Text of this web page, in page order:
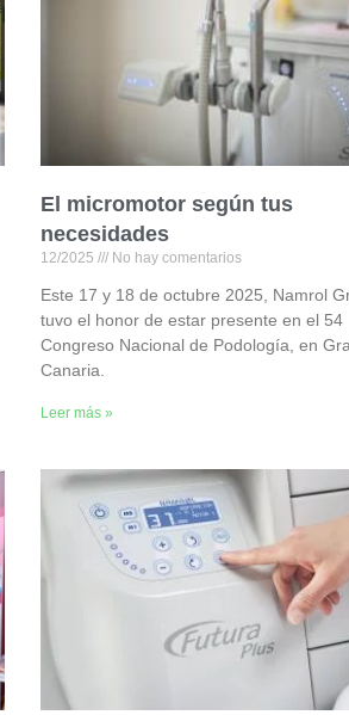
El micromotor según tus
necesidades
12/2025 No hay comentarios
Este 17 y 18 de octubre 2025, Namrol
tuvo el honor de estar presente en el 54
Congreso Nacional de Podología, en
Canaria.
Leer más »